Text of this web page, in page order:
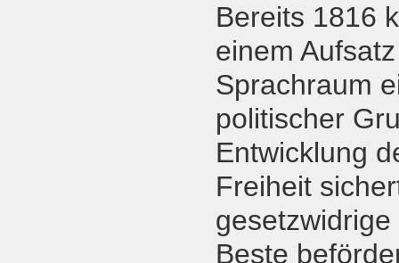
Bereits 1816
einem
Sprachraum
politischer
Entwicklung
Freiheit
Beste